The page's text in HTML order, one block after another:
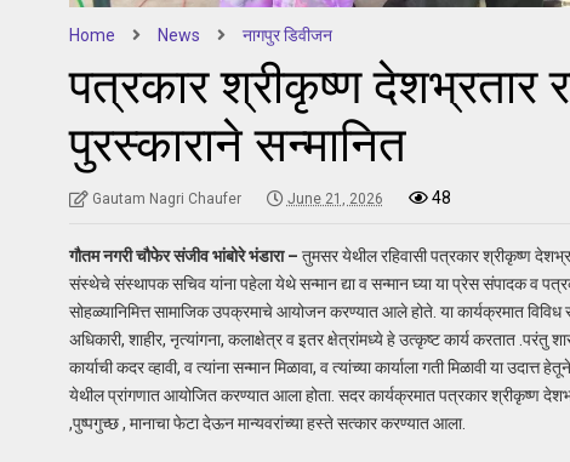
Home News नागपुर डिवीजन
पत्रकार श्रीकृष्ण देशभ्रतार
पुरस्काराने सन्मानित
Gautam Nagri Chaufer June 21, 2026 48
गौतम नगरी चौफेर संजीव भांबोरे भंडारा – तुमसर येथील रहिवासी पत्रकार श्रीकृष्ण
संस्थेचे संस्थापक सचिव यांना पहेला येथे सन्मान द्या व सन्मान घ्या या प्रेस संपादक व
सोहळ्यानिमित्त सामाजिक उपक्रमाचे आयोजन करण्यात आले होते. या कार्यक्रमात विविध
अधिकारी, शाहीर, नृत्यांगना, कलाक्षेत्र व इतर क्षेत्रांमध्ये हे उत्कृष्ट कार्य करतात .परंतु
कार्याची कदर व्हावी, व त्यांना सन्मान मिळावा, व त्यांच्या कार्याला गती मिळावी या
येथील प्रांगणात आयोजित करण्यात आला होता. सदर कार्यक्रमात पत्रकार श्रीकृष्ण
,पुष्पगुच्छ , मानाचा फेटा देऊन मान्यवरांच्या हस्ते सत्कार करण्यात आला.